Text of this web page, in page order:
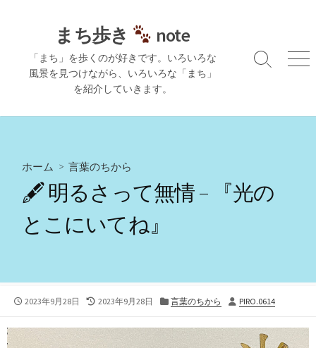
ス
まち歩き note
「まち」を歩くのが好きです。いろいろな
風景を見つけながら、いろいろな「まち」
を紹介していきます。
検
替
メ
ホーム > 言葉のちから
🖋 明るさって無情 – 『光の
とこにいてね』
公
日
2023年9月28日
最
更
2023年9月28日
カ
ゴ
言葉のちから
投
者
PIRO.0614